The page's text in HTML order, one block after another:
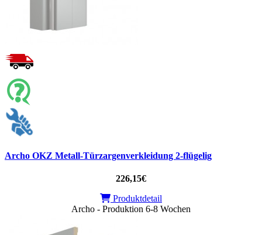
Archo OKZ Metall-Türzargenverkleidung 2-flügelig
226,15€
Produktdetail
Archo - Produktion 6-8 Wochen